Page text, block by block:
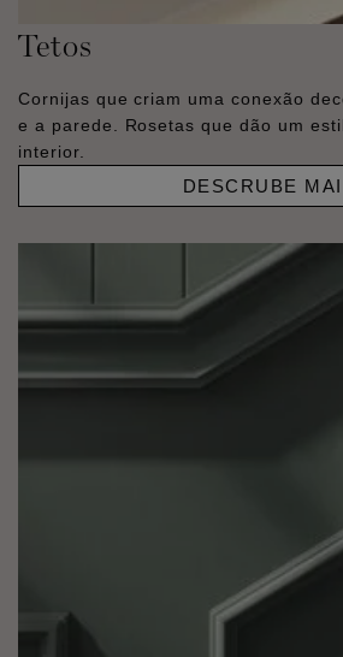
Tetos
Cornijas que criam uma conexão
e a parede. Rosetas que dão um
interior.
DESCRUBE